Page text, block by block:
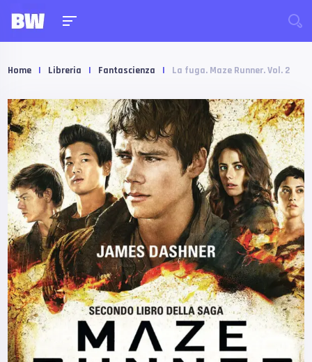
Home | Libreria | Fantascienza | La fuga. Maze Runner. Vol. 2